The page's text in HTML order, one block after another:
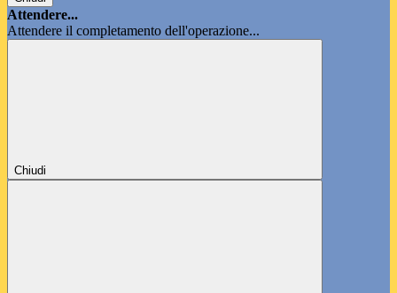
Attendere...
Attendere il completamento dell'operazione...
Chiudi